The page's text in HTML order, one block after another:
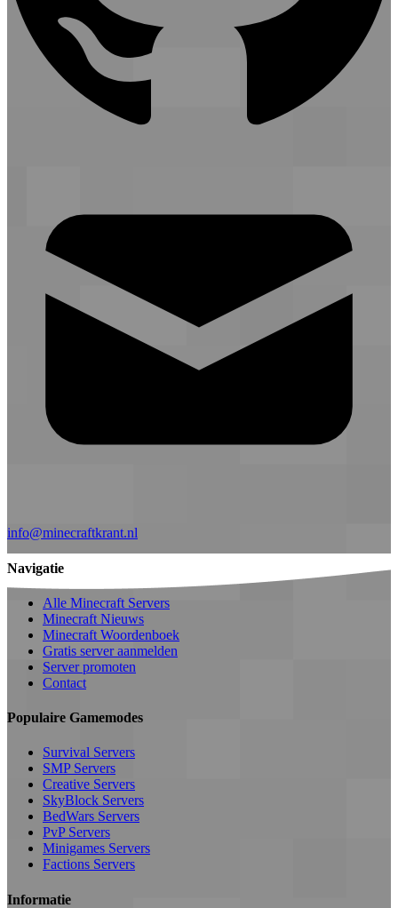
info@minecraftkrant.nl
Navigatie
Alle Minecraft Servers
Minecraft Nieuws
Minecraft Woordenboek
Gratis server aanmelden
Server promoten
Contact
Populaire Gamemodes
Survival Servers
SMP Servers
Creative Servers
SkyBlock Servers
BedWars Servers
PvP Servers
Minigames Servers
Factions Servers
Informatie